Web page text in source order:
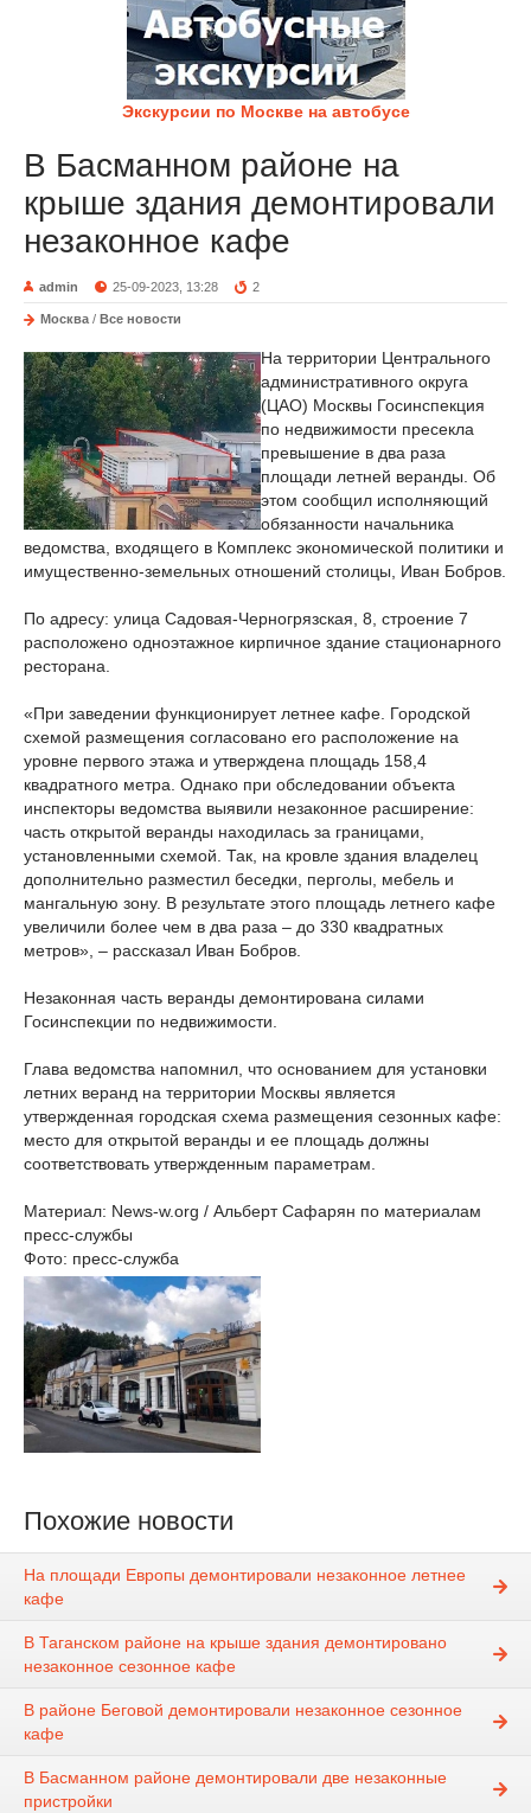
Экскурсии по Москве на автобусе
В Басманном районе на
крыше здания демонтировали
незаконное кафе
admin 25-09-2023, 13:28 2
Москва / Все новости
На территории Центрального
административного округа
(ЦАО) Москвы Госинспекция
по недвижимости пресекла
превышение в два раза
площади летней веранды. Об
этом сообщил исполняющий
обязанности начальника
ведомства, входящего в Комплекс экономической политики и
имущественно-земельных отношений столицы, Иван Бобров.
По адресу: улица Садовая-Черногрязская, 8, строение 7
расположено одноэтажное кирпичное здание стационарного
ресторана.
«При заведении функционирует летнее кафе. Городской
схемой размещения согласовано его расположение на
уровне первого этажа и утверждена площадь 158,4
квадратного метра. Однако при обследовании объекта
инспекторы ведомства выявили незаконное расширение:
часть открытой веранды находилась за границами,
установленными схемой. Так, на кровле здания владелец
дополнительно разместил беседки, перголы, мебель и
мангальную зону. В результате этого площадь летнего кафе
увеличили более чем в два раза – до 330 квадратных
метров», – рассказал Иван Бобров.
Незаконная часть веранды демонтирована силами
Госинспекции по недвижимости.
Глава ведомства напомнил, что основанием для установки
летних веранд на территории Москвы является
утвержденная городская схема размещения сезонных кафе:
место для открытой веранды и ее площадь должны
соответствовать утвержденным параметрам.
Материал: News-w.org / Альберт Сафарян по материалам
пресс-службы
Фото: пресс-служба
Похожие новости
На площади Европы демонтировали незаконное летнее
кафе
В Таганском районе на крыше здания демонтировано
незаконное сезонное кафе
В районе Беговой демонтировали незаконное сезонное
кафе
В Басманном районе демонтировали две незаконные
пристройки